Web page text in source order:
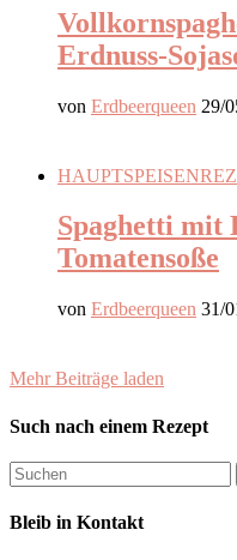
Erdnuss-
von Erdbeerqueen 29/
HAUPTSPEISEN
Spaghetti mit
Tomatensoße
von Erdbeerqueen 31/
Mehr Beiträge laden
Such nach einem Rezept
Bleib in Kontakt